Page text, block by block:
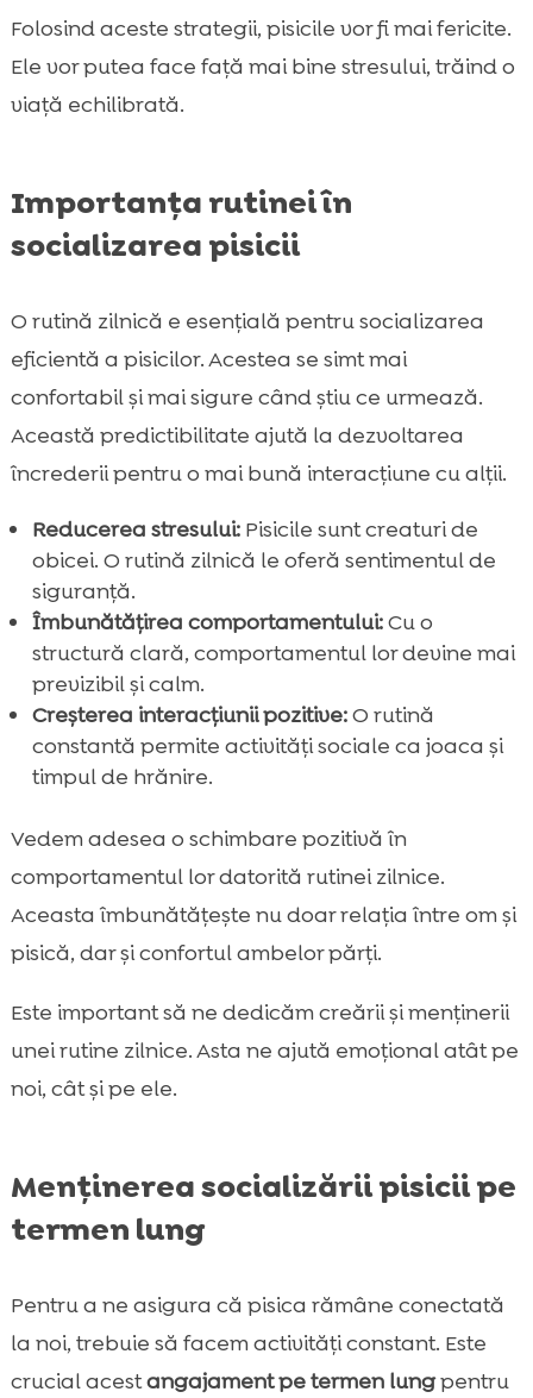
Folosind aceste strategii, pisicile vor fi mai fericite.
Ele vor putea face față mai bine stresului, trăind o
viață echilibrată.
Importanța rutinei în
socializarea pisicii
O rutină zilnică e esențială pentru socializarea
eficientă a pisicilor. Acestea se simt mai
confortabil și mai sigure când știu ce urmează.
Această predictibilitate ajută la dezvoltarea
încrederii pentru o mai bună interacțiune cu alții.
Reducerea stresului:Pisicile sunt creaturi de
obicei. O rutină zilnică le oferă sentimentul de
siguranță.
Îmbunătățirea comportamentului:Cu o
structură clară, comportamentul lor devine mai
previzibil și calm.
Creșterea interacțiunii pozitive:O rutină
constantă permite activități sociale ca joaca și
timpul de hrănire.
Vedem adesea o schimbare pozitivă în
comportamentul lor datorită rutinei zilnice.
Aceasta îmbunătățește nu doar relația între om și
pisică, dar și confortul ambelor părți.
Este important să ne dedicăm creării și menținerii
unei rutine zilnice. Asta ne ajută emoțional atât pe
noi, cât și pe ele.
Menținerea socializării pisicii pe
termen lung
Pentru a ne asigura că pisica rămâne conectată
la noi, trebuie să facem activități constant. Este
crucial acestangajament pe termen lungpentru